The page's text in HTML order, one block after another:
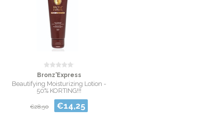
Bronz'Express
Beautifying Moisturizing Lotion -
50% KORTING!!!
€28,50 €14,25